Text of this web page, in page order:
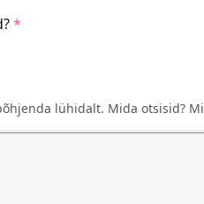
lühidalt. Mida otsisid?